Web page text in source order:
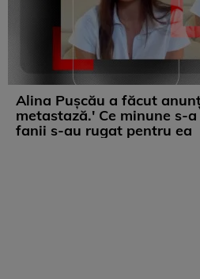
Alina Pușcău a făcut
metastază.' Ce minune s-
fanii s-au rugat pentru ea